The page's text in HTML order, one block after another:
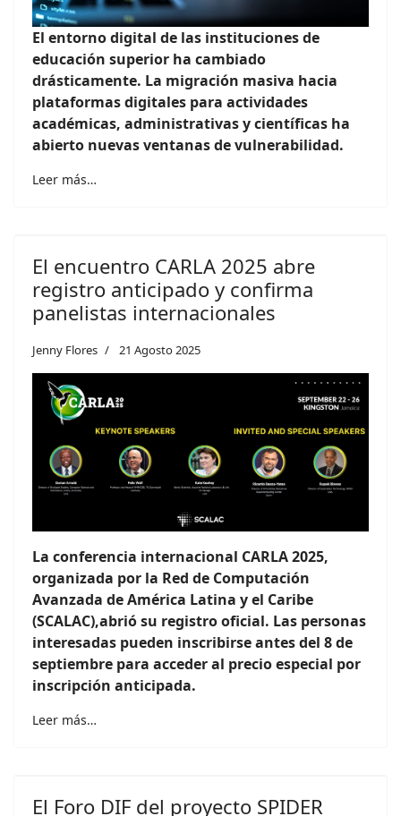
El entorno digital de las instituciones de
educación superior ha cambiado
drásticamente. La migración masiva hacia
plataformas digitales para actividades
académicas, administrativas y científicas ha
abierto nuevas ventanas de vulnerabilidad.
Leer más…
El encuentro CARLA 2025 abre
registro anticipado y confirma
panelistas internacionales
Jenny Flores 21 Agosto 2025
La conferencia internacional CARLA 2025,
organizada por la Red de Computación
Avanzada de América Latina y el Caribe
(SCALAC),abrió su registro oficial. Las personas
interesadas pueden inscribirse antes del 8 de
septiembre para acceder al precio especial por
inscripción anticipada.
Leer más…
El Foro DIF del proyecto SPIDER